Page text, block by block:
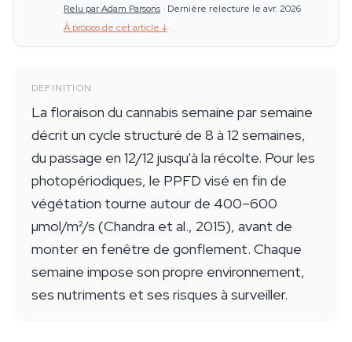
Relu par Adam Parsons · Dernière relecture le avr. 2026
À propos de cet article ↓
DEFINITION
La floraison du cannabis semaine par semaine
décrit un cycle structuré de 8 à 12 semaines,
du passage en 12/12 jusqu'à la récolte. Pour les
photopériodiques, le PPFD visé en fin de
végétation tourne autour de 400–600
µmol/m²/s (Chandra et al., 2015), avant de
monter en fenêtre de gonflement. Chaque
semaine impose son propre environnement,
ses nutriments et ses risques à surveiller.